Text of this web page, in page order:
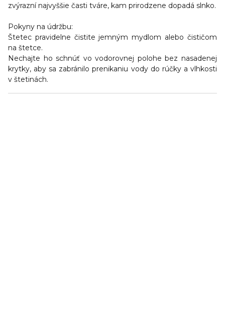
zvýrazní najvyššie časti tváre, kam prirodzene dopadá slnko.
Pokyny na údržbu:
Štetec pravidelne čistite jemným mydlom alebo čističom
na štetce.
Nechajte ho schnúť vo vodorovnej polohe bez nasadenej
krytky, aby sa zabránilo prenikaniu vody do rúčky a vlhkosti
v štetinách.